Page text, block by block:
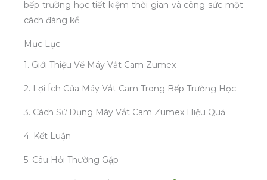
bếp trường học tiết kiệm thời gian và công sức một
cách đáng kể.
Mục Lục
1. Giới Thiệu Về Máy Vắt Cam Zumex
2. Lợi Ích Của Máy Vắt Cam Trong Bếp Trường Học
3. Cách Sử Dụng Máy Vắt Cam Zumex Hiệu Quả
4. Kết Luận
5. Câu Hỏi Thường Gặp